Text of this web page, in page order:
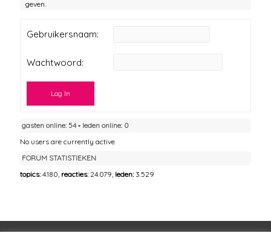
geven.
Gebruikersnaam:
Wachtwoord:
Log In
gasten online: 54 ▪︎ leden online: 0
No users are currently active
FORUM STATISTIEKEN
topics:4.180, reacties: 24.079, leden: 3.529